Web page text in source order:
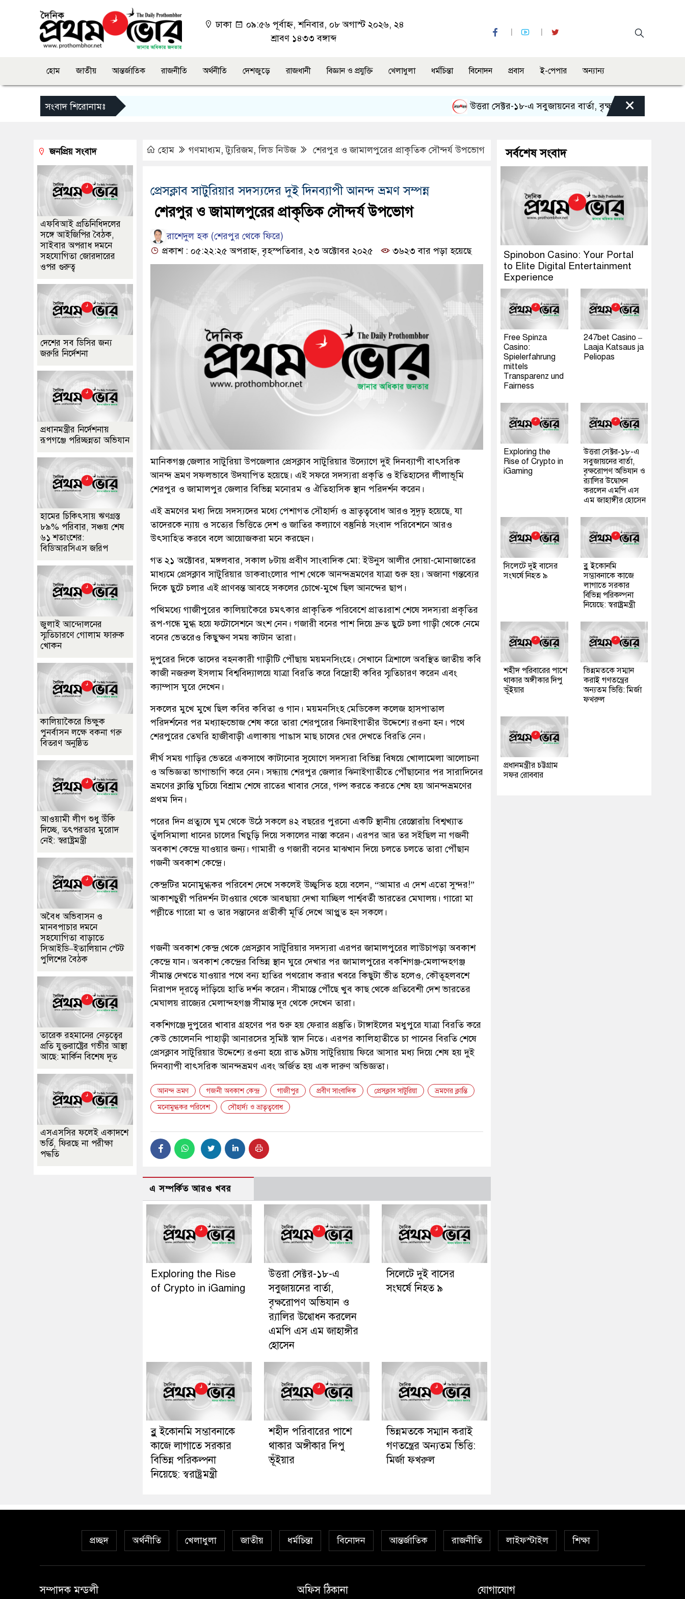
ঢাকা
০৯:৫৬ পূর্বাহ্ন, শনিবার, ০৮ অগাস্ট ২০২৬, ২৪
শ্রাবণ ১৪৩৩ বঙ্গাব্দ
হোম জাতীয় আন্তর্জাতিক রাজনীতি অর্থনীতি দেশজুড়ে রাজধানী বিজ্ঞান ও প্রযুক্তি খেলাধুলা ধর্মচিন্তা বিনোদন প্রবাস ই-পেপার অন্যান্য
সংবাদ শিরোনামঃ উত্তরা সেক্টর-১৮-এ সবুজায়নের বার্তা, বৃক্ষরোপণ অভিযান ও
×
হোম গণমাধ্যম,ট্যুরিজম,লিড নিউজ শেরপুর ও জামালপুরের প্রাকৃতিক সৌন্দর্য উপভোগ
প্রেসক্লাব সাটুরিয়ার সদস্যদের দুই দিনব্যাপী আনন্দ ভ্রমণ সম্পন্ন
শেরপুর ও জামালপুরের প্রাকৃতিক সৌন্দর্য উপভোগ
​রা‌শেদুল হক (শেরপুর থে‌কে ফি‌রে)
প্রকাশ : ০৫:২২:২৫ অপরাহ্ন, বৃহস্পতিবার, ২৩ অক্টোবর ২০২৫
৩৬২৩ বার পড়া হয়েছে
​মানিকগঞ্জ জেলার সাটুরিয়া উপজেলার প্রেসক্লাব সাটুরিয়ার উদ্যোগে দুই দিনব্যাপী বাৎসরিক
আনন্দ ভ্রমণ সফলভাবে উদযাপিত হয়েছে। এই সফরে সদস্যরা প্রকৃতি ও ইতিহাসের লীলাভূমি
শেরপুর ও জামালপুর জেলার বিভিন্ন মনোরম ও ঐতিহাসিক স্থান পরিদর্শন করেন।
এই ভ্রমণের মধ্য দিয়ে সদস্যদের মধ্যে পেশাগত সৌহার্দ্য ও ভ্রাতৃত্ববোধ আরও সুদৃঢ় হয়েছে, যা
তাদেরকে ন্যায় ও সত্যের ভিত্তিতে দেশ ও জাতির কল্যাণে বস্তুনিষ্ঠ সংবাদ পরিবেশনে আরও
উৎসাহিত করবে বলে আয়োজকরা মনে করছেন। ​
গত ২১ অক্টোবর, মঙ্গলবার, সকাল ৮টায় প্রবীণ সাংবাদিক মো: ইউনুস আলীর দোয়া-মোনাজাতের
মাধ্যমে প্রেসক্লাব সাটুরিয়ার ডাকবাংলোর পাশ থেকে আনন্দভ্রমণের যাত্রা শুরু হয়। অজানা গন্তব্যের
দিকে ছুটে চলার এই প্রাণবন্ত আবহে সকলের চোখে-মুখে ছিল আনন্দের ছাপ।
​পথিমধ্যে গাজীপুরের কালিয়াকৈরে চমৎকার প্রাকৃতিক পরিবেশে প্রাতঃরাশ শেষে সদস্যরা প্রকৃতির
রূপ-গন্ধে মুগ্ধ হয়ে ফটোসেশনে অংশ নেন। গজারী বনের পাশ দিয়ে দ্রুত ছুটে চলা গাড়ী থেকে নেমে
বনের ভেতরেও কিছুক্ষণ সময় কাটান তারা।
​দুপুরের দিকে তাদের বহনকারী গাড়ীটি পৌঁছায় ময়মনসিংহে। সেখানে ত্রিশালে অবস্থিত জাতীয় কবি
কাজী নজরুল ইসলাম বিশ্ববিদ্যালয়ে যাত্রা বিরতি করে বিদ্রোহী কবির স্মৃতিচারণ করেন এবং
ক্যাম্পাস ঘুরে দেখেন।
সকলের মুখে মুখে ছিল কবির কবিতা ও গান। ময়মনসিংহ মেডিকেল কলেজ হাসপাতাল
পরিদর্শনের পর মধ্যাহ্নভোজ শেষ করে তারা শেরপুরের ঝিনাইগাতীর উদ্দেশ্যে রওনা হন। পথে
শেরপুরের তেঘরি হাজীবাড়ী এলাকায় পাঙাস মাছ চাষের ঘের দেখতে বিরতি নেন।
দীর্ঘ সময় গাড়ির ভেতরে একসাথে কাটানোর সুযোগে সদস্যরা বিভিন্ন বিষয়ে খোলামেলা আলোচনা
ও অভিজ্ঞতা ভাগাভাগি করে নেন। সন্ধ্যায় শেরপুর জেলার ঝিনাইগাতীতে পৌঁছানোর পর সারাদিনের
ভ্রমণের ক্লান্তি ঘুচিয়ে বিশ্রাম শেষে রাতের খাবার সেরে, গল্প করতে করতে শেষ হয় আনন্দভ্রমণের
প্রথম দিন।
​পরের দিন প্রত্যুষে ঘুম থেকে উঠে সকলে ৪২ বছরের পুরনো একটি স্থানীয় রেস্তোরাঁয় বিশ্বখ্যাত
তুঁলসিমালা ধানের চালের খিচুড়ি দিয়ে সকালের নাস্তা করেন। এরপর আর তর সইছিল না গজনী
অবকাশ কেন্দ্রে যাওয়ার জন্য। গামারী ও গজারী বনের মাঝখান দিয়ে চলতে চলতে তারা পৌঁছান
গজনী অবকাশ কেন্দ্রে।
কেন্দ্রটির মনোমুগ্ধকর পরিবেশ দেখে সকলেই উচ্ছ্বসিত হয়ে বলেন, “আমার এ দেশ এতো সুন্দর!”
আকাশচুম্বী পরিদর্শন টাওয়ার থেকে আবছায়া দেখা যাচ্ছিল পার্শ্ববর্তী ভারতের মেঘালয়। গারো মা
পল্লীতে গারো মা ও তার সন্তানের প্রতীকী মূর্তি দেখে আপ্লুত হন সকলে।
গজনী অবকাশ কেন্দ্র থেকে প্রেসক্লাব সাটুরিয়ার সদস্যরা এরপর জামালপুরের লাউচাপড়া অবকাশ
কেন্দ্রে যান। অবকাশ কেন্দ্রের বিভিন্ন স্থান ঘুরে দেখার পর জামালপুরের বকশিগঞ্জ-মেলান্দহগঞ্জ
সীমান্ত দেখতে যাওয়ার পথে বন্য হাতির পথরোধ করার খবরে কিছুটা ভীত হলেও, কৌতূহলবশে
নিরাপদ দূরত্বে দাঁড়িয়ে হাতি দর্শন করেন। সীমান্তে পৌঁছে খুব কাছ থেকে প্রতিবেশী দেশ ভারতের
মেঘালয় রাজ্যের মেলান্দহগঞ্জ সীমান্ত দূর থেকে দেখেন তারা।
​বকশিগঞ্জে দুপুরের খাবার গ্রহণের পর শুরু হয় ফেরার প্রস্তুতি। টাঙ্গাইলের মধুপুরে যাত্রা বিরতি করে
কেউ ভোলেননি পাহাড়ী আনারসের সুমিষ্ট স্বাদ নিতে। এরপর কালিহাতীতে চা পানের বিরতি শেষে
প্রেসক্লাব সাটুরিয়ার উদ্দেশ্যে রওনা হয়ে রাত ৯টায় সাটুরিয়ায় ফিরে আসার মধ্য দিয়ে শেষ হয় দুই
দিনব্যাপী বাৎসরিক আনন্দভ্রমণ এবং অর্জিত হয় এক দারুণ অভিজ্ঞতা।
আনন্দ ভ্রমণ গজনী অবকাশ কেন্দ্র গাজীপুর প্রবীণ সাংবাদিক প্রেসক্লাব সাটুরিয়া
ভ্রমণের ক্লান্তি
মনোমুগ্ধকর পরিবেশ
সৌহার্দ্য ও ভ্রাতৃত্ববোধ
এ সম্পর্কিত আরও খবর
Exploring the Rise
of Crypto in iGaming
উত্তরা সেক্টর-১৮-এ
সবুজায়নের বার্তা,
বৃক্ষরোপণ অভিযান ও
র‍্যালির উদ্বোধন করলেন
এমপি এস এম জাহাঙ্গীর
হোসেন
সিলেটে দুই বাসের
সংঘর্ষে নিহত ৯
ব্লু ইকোনমি সম্ভাবনাকে
কাজে লাগাতে সরকার
বিভিন্ন পরিকল্পনা
নিয়েছে: স্বরাষ্ট্রমন্ত্রী
শহীদ পরিবারের পাশে
থাকার অঙ্গীকার দিপু
ভূঁইয়ার
ভিন্নমতকে সম্মান করাই
গণতন্ত্রের অন্যতম ভিত্তি:
মির্জা ফখরুল
জনপ্রিয় সংবাদ
এফবিআই প্রতিনিধিদলের
সঙ্গে আইজিপির বৈঠক,
সাইবার অপরাধ দমনে
সহযোগিতা জোরদারের
ওপর গুরুত্ব
দেশের সব ডিসির জন্য
জরুরি নির্দেশনা
প্রধানমন্ত্রীর নির্দেশনায়
রূপগঞ্জে পরিচ্ছন্নতা অভিযান
হামের চিকিৎসায় ঋণগ্রস্ত
৮৯% পরিবার, সঞ্চয় শেষ
৬১ শতাংশের:
বিডিআরসিএস জরিপ
জুলাই আন্দোলনের
স্মৃতিচারণে গোলাম ফারুক
খোকন
কালিয়াকৈরে ভিক্ষুক
পুনর্বাসন লক্ষে বকনা গরু
বিতরণ অনুষ্ঠিত
আওয়ামী লীগ শুধু উঁকি
দিচ্ছে, তৎপরতার মুরোদ
নেই: স্বরাষ্ট্রমন্ত্রী
অবৈধ অভিবাসন ও
মানবপাচার দমনে
সহযোগিতা বাড়াতে
সিআইডি–ইতালিয়ান স্টেট
পুলিশের বৈঠক
তারেক রহমানের নেতৃত্বের
প্রতি যুক্তরাষ্ট্রের গভীর আস্থা
আছে: মার্কিন বিশেষ দূত
এসএসসির ফলেই একাদশে
ভর্তি, ফিরছে না পরীক্ষা
পদ্ধতি
সর্বশেষ সংবাদ
Spinobon Casino: Your Portal
to Elite Digital Entertainment
Experience
Free Spinza
Casino:
Spielerfahrung
mittels
Transparenz und
Fairness
247bet Casino –
Laaja Katsaus ja
Peliopas
Exploring the
Rise of Crypto in
iGaming
উত্তরা সেক্টর-১৮-এ
সবুজায়নের বার্তা,
বৃক্ষরোপণ অভিযান ও
র‍্যালির উদ্বোধন
করলেন এমপি এস
এম জাহাঙ্গীর হোসেন
সিলেটে দুই বাসের
সংঘর্ষে নিহত ৯
ব্লু ইকোনমি
সম্ভাবনাকে কাজে
লাগাতে সরকার
বিভিন্ন পরিকল্পনা
নিয়েছে: স্বরাষ্ট্রমন্ত্রী
শহীদ পরিবারের পাশে
থাকার অঙ্গীকার দিপু
ভূঁইয়ার
ভিন্নমতকে সম্মান
করাই গণতন্ত্রের
অন্যতম ভিত্তি: মির্জা
ফখরুল
প্রধানমন্ত্রীর চট্টগ্রাম
সফর রোববার
প্রচ্ছদ অর্থনীতি খেলাধুলা জাতীয় ধর্মচিন্তা বিনোদন আন্তর্জাতিক রাজনীতি লাইফস্টাইল শিক্ষা
সম্পাদক মন্ডলী অফিস ঠিকানা যোগাযোগ